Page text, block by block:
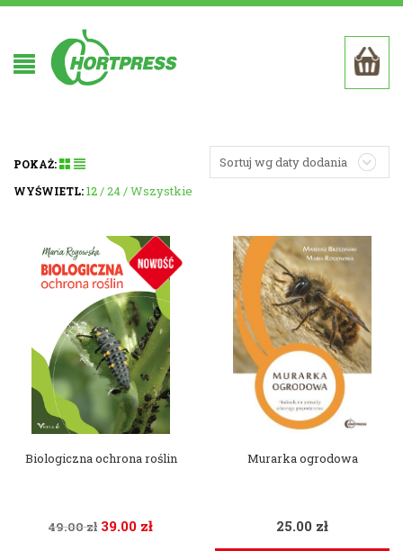
Sortuj wg daty dodania
POKAŻ:
WYŚWIETL:12 24 Wszystkie
Biologiczna ochrona roślin
49.00zł 39.00 zł
Murarka ogrodowa
25.00 zł